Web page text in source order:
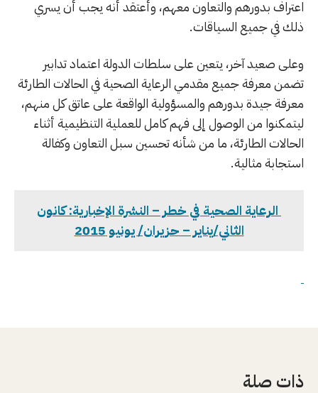
اعتراف بدورهم والتعاون معهم، وأعتقد أنه يجب أن يسري
ذلك في جميع السياقات.
وعلى صعيد آخر، يتعين على سلطات الدولة اعتماد تدابير
تضمن معرفة جميع مقدمي الرعاية الصحية في الحالات الطارئة
معرفة جيدة بدورهم والمسؤولية الواقعة على عاتق كل منهم،
ليتمكنوا من الوصول إلى فهم كامل للعملية التنظيمية أثناء
الحالات الطارئة، ما من شأنه تحسين سبل التعاون وكفالة
استجابة مثالية.
الرعاية الصحية في خطر – النشرة الإخبارية: كانون
الثاني/يناير – حزيران/ يونيو 2015
ذات صلة